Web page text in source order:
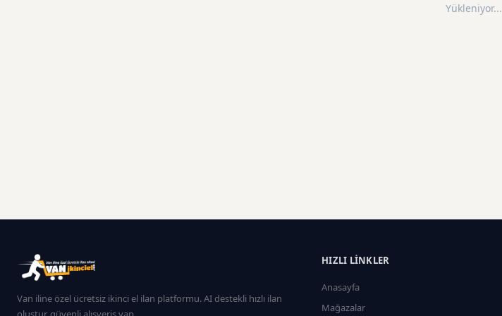
Yükleniyor...
Van iline özel ücretsiz ikinci el ilan platformu. AI destekli hızlı ilan
HIZLI LINKLER
Anasayfa
Mağazalar